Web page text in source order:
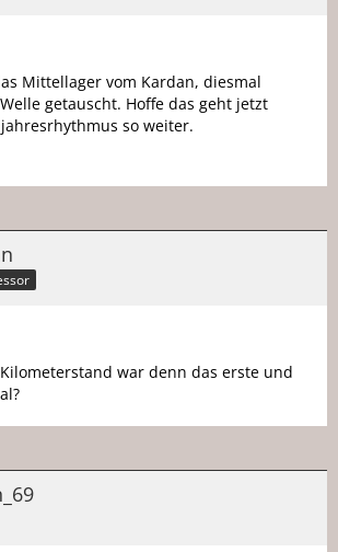
Mittellager vom Kardan, diesmal
getauscht. Hoffe das geht jetzt
so weiter.
war denn das erste und